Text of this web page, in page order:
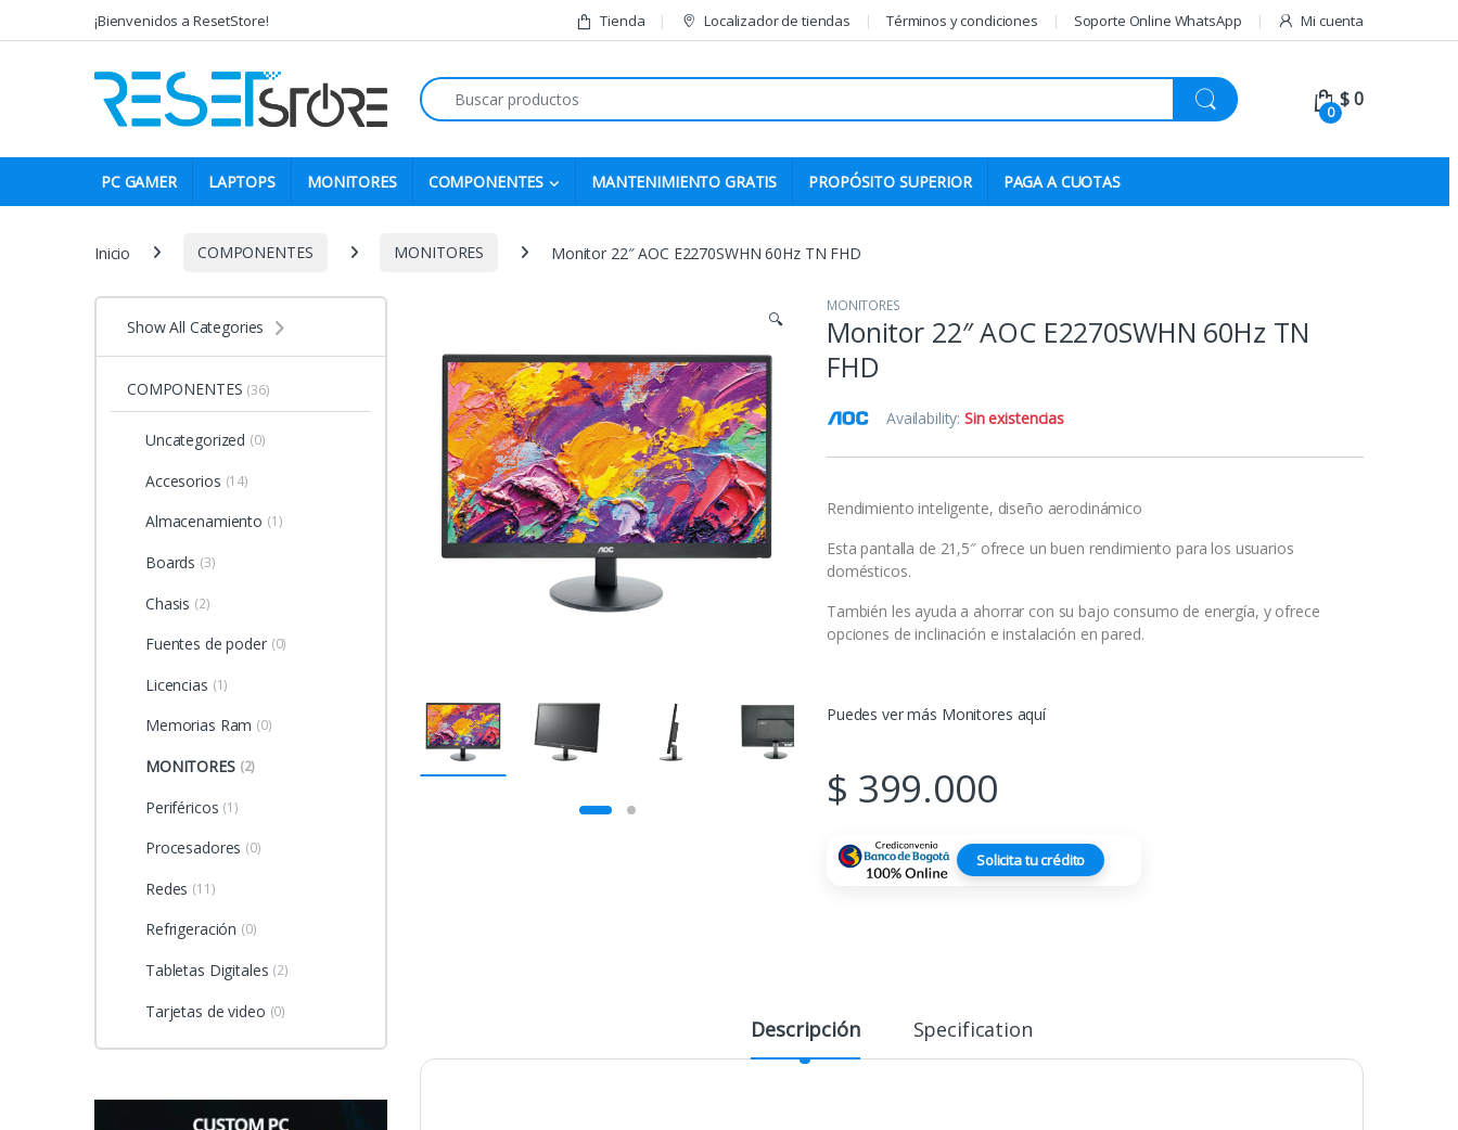
Skip to navigation
Skip to content¡Bienvenidos a ResetStore! Tienda Localizador de tiendas Términos y condiciones Soporte Online WhatsApp Mi cuenta
Search for:
0
$0
PC GAMER LAPTOPS MONITORES COMPONENTES MANTENIMIENTO GRATIS PROPÓSITO SUPERIOR PAGA A CUOTAS
Inicio COMPONENTES MONITORES Monitor 22″ AOC E2270SWHN 60Hz TN FHD
🔍
MONITORES
Monitor 22″ AOC E2270SWHN 60Hz TN
FHD
Availability:Sin existencias
Rendimiento inteligente, diseño aerodinámico
Esta pantalla de 21,5″ ofrece un buen rendimiento para los usuarios
domésticos.
También les ayuda a ahorrar con su bajo consumo de energía, y ofrece
opciones de inclinación e instalación en pared.
Puedes ver más Monitores aquí
$ 399.000
Solicita tu crédito
Descripción Specification
Show All Categories
COMPONENTES (36)
Uncategorized (0)
Accesorios (14)
Almacenamiento (1)
Boards (3)
Chasis (2)
Fuentes de poder (0)
Licencias (1)
Memorias Ram (0)
MONITORES (2)
Periféricos (1)
Procesadores (0)
Redes (11)
Refrigeración (0)
Tabletas Digitales (2)
Tarjetas de video (0)